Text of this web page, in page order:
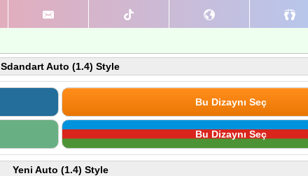
Sdandart Auto (1.4) Style
Bu Dizaynı Seç
Bu Dizaynı Seç
Yeni Auto (1.4) Style